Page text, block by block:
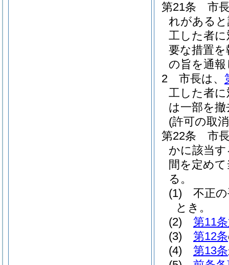
第21条
市
れがある
工した者
要な措置
の旨を通
2
市長は、
工した者
は一部を
(許可の取
第22条
市
かに該当
間を定め
る。
(1)
不正
とき。
(2)
第11
(3)
第12条
(4)
第13条